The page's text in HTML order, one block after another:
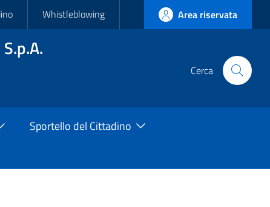
Whistleblowing Area riservata
Cerca
Cerca
sito
Sportello del Cittadino